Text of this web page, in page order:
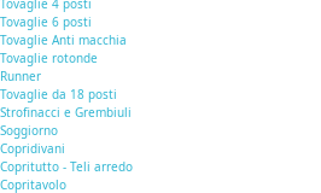
Tovaglie 6 posti
Tovaglie Anti macchia
Tovaglie rotonde
Runner
Tovaglie da 18 posti
Strofinacci e Grembiuli
Soggiorno
Copridivani
Copritutto - Teli arredo
Copritavolo